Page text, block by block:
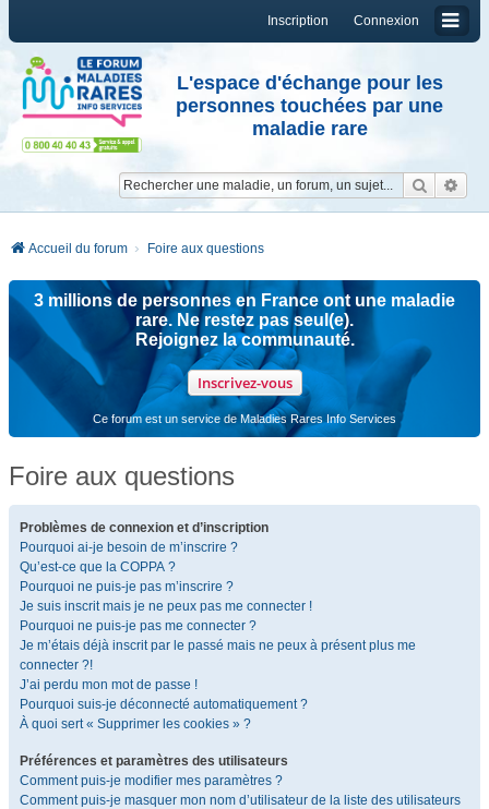
Connexion
Inscription
L'espace d'échange pour les
personnes touchées par une
maladie rare
Accueil du forum Foire aux questions
3 millions de personnes en France ont une maladie
rare. Ne restez pas seul(e).
Rejoignez la communauté.
Inscrivez-vous
Ce forum est un service de Maladies Rares Info Services
Foire aux questions
Problèmes de connexion et d’inscription
Pourquoi ai-je besoin de m’inscrire ?
Qu’est-ce que la COPPA ?
Pourquoi ne puis-je pas m’inscrire ?
Je suis inscrit mais je ne peux pas me connecter !
Pourquoi ne puis-je pas me connecter ?
Je m’étais déjà inscrit par le passé mais ne peux à présent plus me
connecter ?!
J’ai perdu mon mot de passe !
Pourquoi suis-je déconnecté automatiquement ?
À quoi sert « Supprimer les cookies » ?
Préférences et paramètres des utilisateurs
Comment puis-je modifier mes paramètres ?
Comment puis-je masquer mon nom d’utilisateur de la liste des utilisateurs